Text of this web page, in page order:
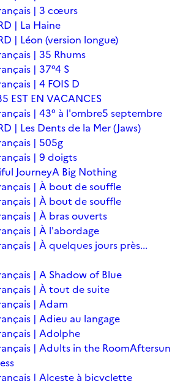
| 3 cœurs
| La Haine
| Léon (version longue)
| 35 Rhums
| 37°4 S
| 4 FOIS D
EST EN VACANCES
| 43° à l'ombre5 septembre
| Les Dents de la Mer (Jaws)
| 505g
| 9 doigts
JourneyA Big Nothing
| À bout de souffle
| À bout de souffle
| À bras ouverts
| À l'abordage
| À quelques jours près...
| A Shadow of Blue
| À tout de suite
| Adam
| Adieu au langage
| Adolphe
| Adults in the RoomAftersun
| Alceste à bicyclette